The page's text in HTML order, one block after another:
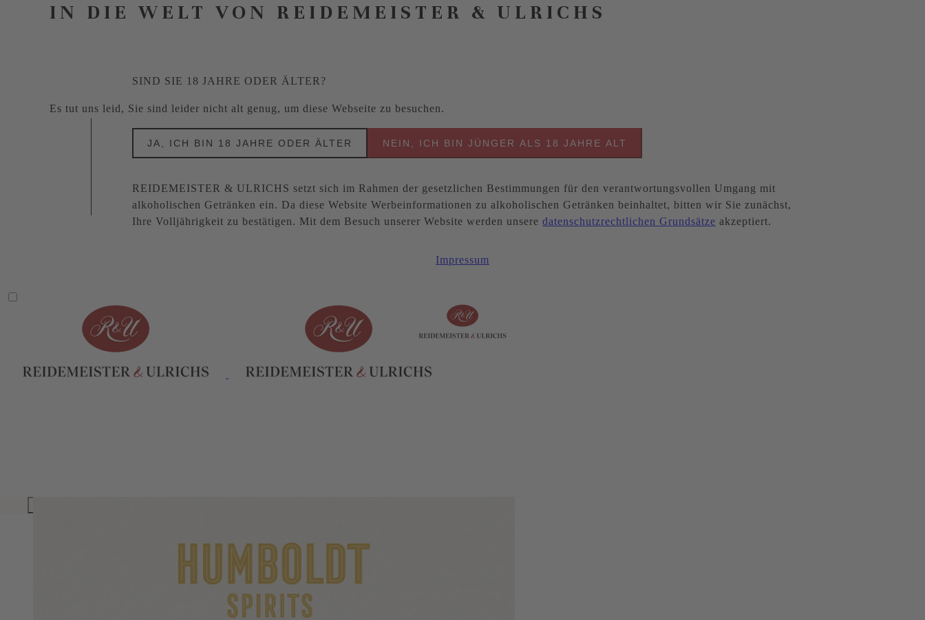
IN DIE WELT VON REIDEMEISTER & ULRICHS
SIND SIE 18 JAHRE ODER ÄLTER?
Es tut uns leid, Sie sind leider nicht alt genug, um diese Webseite zu besuchen.
JA, ICH BIN 18 JAHRE ODER ÄLTER NEIN, ICH BIN JÜNGER ALS 18 JAHRE ALT
REIDEMEISTER & ULRICHS setzt sich im Rahmen der gesetzlichen Bestimmungen für den verantwortungsvollen Umgang mit
alkoholischen Getränken ein. Da diese Website Werbeinformationen zu alkoholischen Getränken beinhaltet, bitten wir Sie zunächst,
Ihre Volljährigkeit zu bestätigen. Mit dem Besuch unserer Website werden unsere datenschutzrechtlichen Grundsätze akzeptiert.
Impressum
UNSER HUMBOLDT PORTFOLIO